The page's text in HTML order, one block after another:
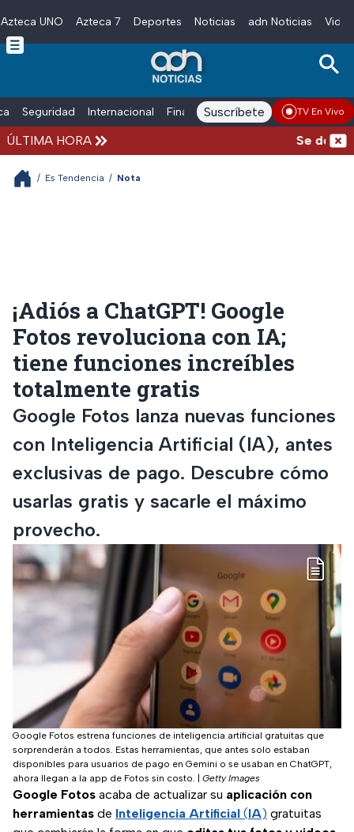
Skip to main content
Azteca UNO Azteca 7 Deportes Noticias adn Noticias
Seguridad Internacional Finanzas adn Noticias Radio
Suscríbete TV En Vivo
ÚLTIMA HORA Se desata
/ Es Tendencia / Nota
¡Adiós a ChatGPT! Google
Fotos revoluciona con IA;
tiene funciones increíbles
totalmente gratis
Google Fotos lanza nuevas funciones
con Inteligencia Artificial (IA), antes
exclusivas de pago. Descubre cómo
usarlas gratis y sacarle el máximo
provecho.
Google Fotos estrena funciones de inteligencia artificial gratuitas que
sorprenderán a todos. Estas herramientas, que antes solo estaban
disponibles para usuarios de pago en Gemini o se usaban en ChatGPT,
ahora llegan a la app de Fotos sin costo.
Getty Images
Google Fotos acaba de actualizar su aplicación con
herramientas de Inteligencia Artificial (IA) gratuitas